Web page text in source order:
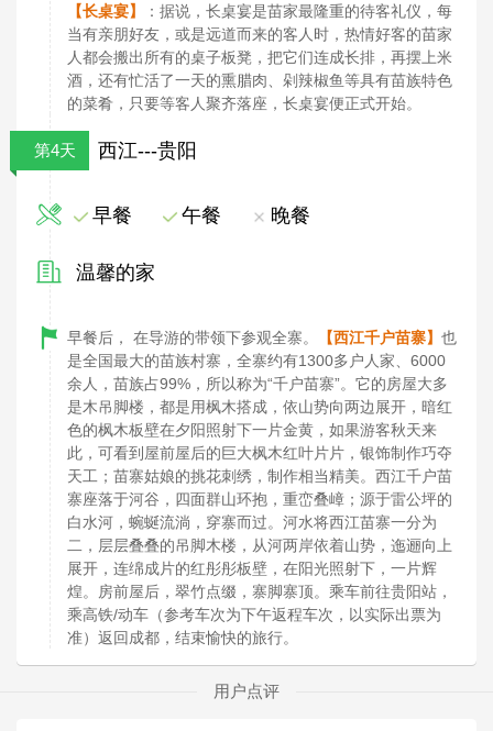
【长桌宴】
：据说，长桌宴是苗家最隆重的待客礼仪，每
当有亲朋好友，或是远道而来的客人时，热情好客的苗家
人都会搬出所有的桌子板凳，把它们连成长排，再摆上米
酒，还有忙活了一天的熏腊肉、剁辣椒鱼等具有苗族特色
的菜肴，只要等客人聚齐落座，长桌宴便正式开始。
第4天 西江---贵阳
早餐 午餐 晚餐
温馨的家
早餐后， 在导游的带领下参观全寨。 【西江千户苗寨】 也
是全国最大的苗族村寨，全寨约有1300多户人家、6000
余人，苗族占99%，所以称为“千户苗寨”。它的房屋大多
是木吊脚楼，都是用枫木搭成，依山势向两边展开，暗红
色的枫木板壁在夕阳照射下一片金黄，如果游客秋天来
此，可看到屋前屋后的巨大枫木红叶片片，银饰制作巧夺
天工；苗寨姑娘的挑花刺绣，制作相当精美。西江千户苗
寨座落于河谷，四面群山环抱，重峦叠嶂；源于雷公坪的
白水河，蜿蜒流淌，穿寨而过。河水将西江苗寨一分为
二，层层叠叠的吊脚木楼，从河两岸依着山势，迤逦向上
展开，连绵成片的红彤彤板壁，在阳光照射下，一片辉
煌。房前屋后，翠竹点缀，寨脚寨顶。乘车前往贵阳站，
乘高铁/动车（参考车次为下午返程车次，以实际出票为
准）返回成都，结束愉快的旅行。
用户点评